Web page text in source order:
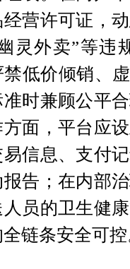
营许可证，
灵外卖”等违
禁低价倾销、
准时兼顾公平
面，平台应
易信息、支付
报告；在内部
员的卫生健
链条安全可